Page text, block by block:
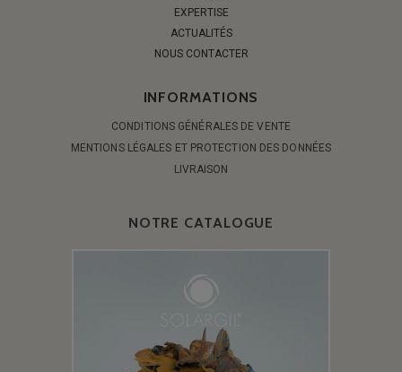
EXPERTISE
ACTUALITÉS
NOUS CONTACTER
INFORMATIONS
CONDITIONS GÉNÉRALES DE VENTE
MENTIONS LÉGALES ET PROTECTION DES DONNÉES
LIVRAISON
NOTRE CATALOGUE